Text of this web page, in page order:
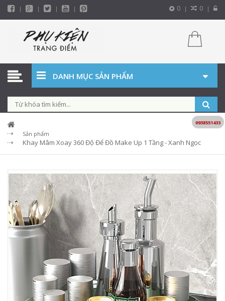
0 0
DANH MỤC SẢN PHẨM
Sản phẩm
Khay Mâm Xoay 360 Độ Để Đồ Make Up 1 Tầng - Xanh Ngọc
0938551433